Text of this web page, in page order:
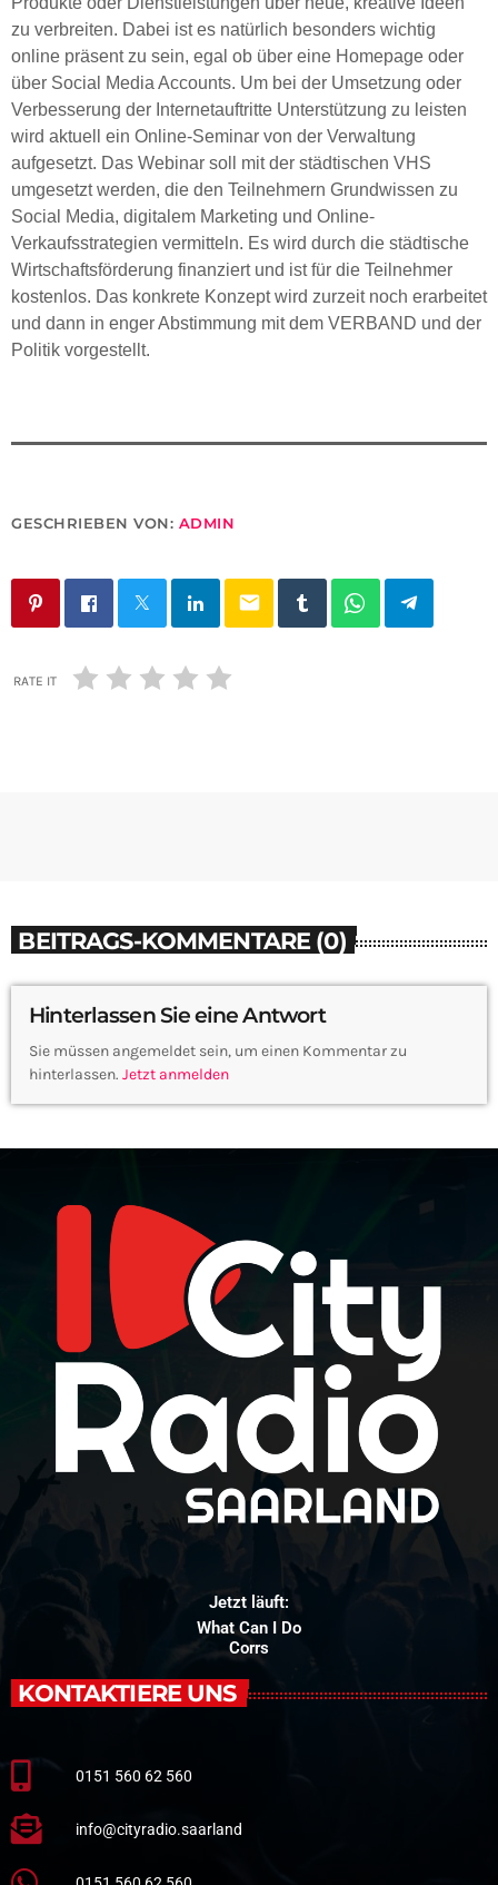
zu verbreiten. Dabei ist es natürlich besonders wichtig
online präsent zu sein, egal ob über eine Homepage oder
über Social Media Accounts. Um bei der Umsetzung oder
Verbesserung der Internetauftritte Unterstützung zu leisten
wird aktuell ein Online-Seminar von der Verwaltung
aufgesetzt. Das Webinar soll mit der städtischen VHS
umgesetzt werden, die den Teilnehmern Grundwissen zu
Social Media, digitalem Marketing und Online-
Verkaufsstrategien vermitteln. Es wird durch die städtische
Wirtschaftsförderung finanziert und ist für die Teilnehmer
kostenlos. Das konkrete Konzept wird zurzeit noch erarbeitet
und dann in enger Abstimmung mit dem VERBAND und der
Politik vorgestellt.
GESCHRIEBEN VON: ADMIN
email
RATE IT
BEITRAGS-KOMMENTARE (0)
Hinterlassen Sie eine Antwort
Sie müssen angemeldet sein, um einen Kommentar zu
hinterlassen. Jetzt anmelden
Jetzt läuft:
What Can I Do
Corrs
KONTAKTIERE UNS
0151 560 62 560
info@cityradio.saarland